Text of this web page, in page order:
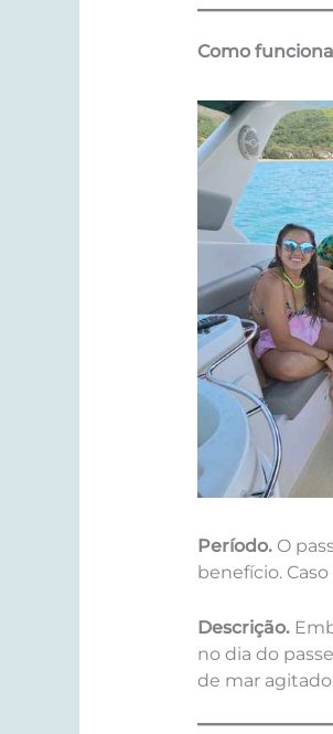
Como
Período. O
benefício.
Descrição.
no dia do
de mar